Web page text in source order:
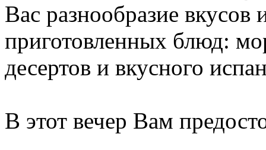
Вас разнообразие
приготовленных блюд:
десертов и вкусного
В этот вечер Вам